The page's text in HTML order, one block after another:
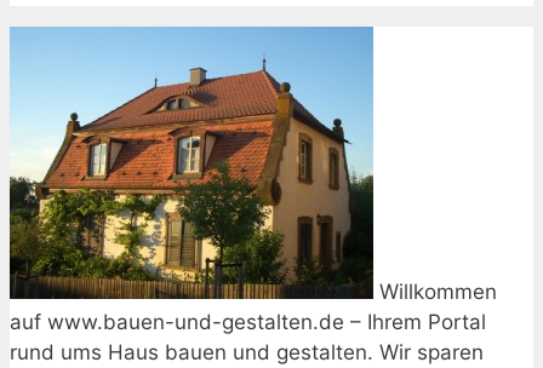
Willkommen
auf www.bauen-und-gestalten.de – Ihrem Portal
rund ums Haus bauen und gestalten. Wir sparen